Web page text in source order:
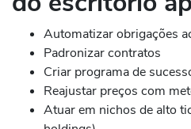
Automatizar obrigações
Padronizar contratos
Criar programa de
Reajustar preços com
Atuar em nichos de alto